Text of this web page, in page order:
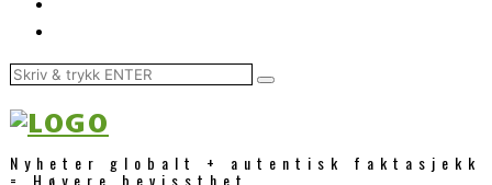
Nyheter globalt + autentisk faktasjekk
= Høyere bevissthet